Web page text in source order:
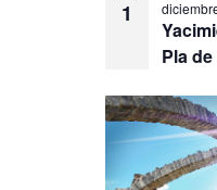
1
Pla